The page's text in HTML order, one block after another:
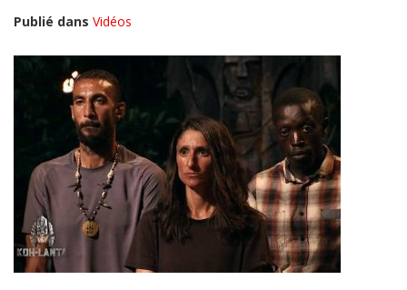
Publié dans Vidéos